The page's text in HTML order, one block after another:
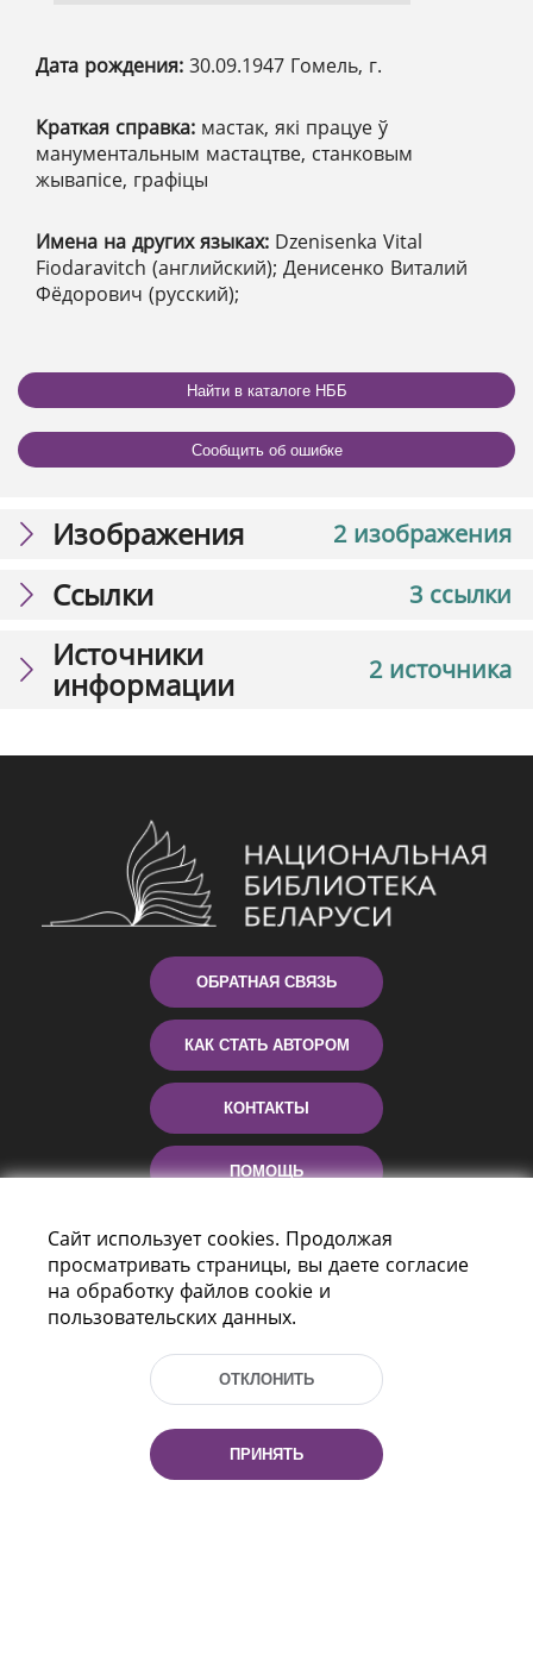
Дата рождения: 30.09.1947 Гомель, г.
Краткая справка: мастак, які працуе ў
манументальным мастацтве, станковым
жывапісе, графіцы
Имена на других языках: Dzenisenka Vital
Fiodaravitch (английский); Денисенко Виталий
Фёдорович (русский);
Найти в каталоге НББ
Сообщить об ошибке
2 изображения
Изображения
3 ссылки
Ссылки
2 источника
Источники
информации
ОБРАТНАЯ СВЯЗЬ
КАК СТАТЬ АВТОРОМ
КОНТАКТЫ
ПОМОЩЬ
Пр-т Независимости 116
г. Минск, Республика Беларусь, 220114
Тел.: (+375 17) 368 37 37, Факс: (+375 17)
Сайт использует cookies. Продолжая
просматривать страницы, вы даете согласие
на обработку файлов cookie и
пользовательских данных.
ОТКЛОНИТЬ
ПРИНЯТЬ